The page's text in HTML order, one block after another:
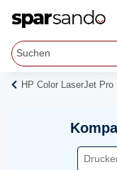
HP Color LaserJet